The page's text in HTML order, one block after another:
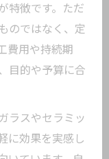
特徴です。ただ
のではなく、定
費用や持続期
目的や予算に合
ラスやセラミッ
に効果を実感し